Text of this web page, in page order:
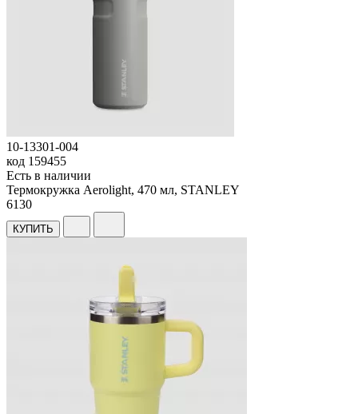
10-13301-004
код 159455
Есть в наличии
Термокружка Aerolight, 470 мл, STANLEY
6130
КУПИТЬ